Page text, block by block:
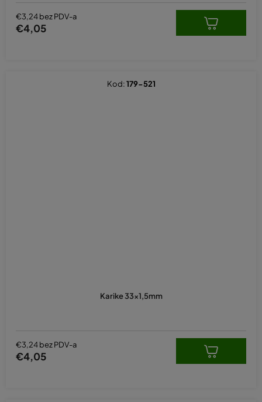
€3,24 bez PDV-a
€4,05
Karike 33x1,5mm
€3,24 bez PDV-a
€4,05
Kod:179-521